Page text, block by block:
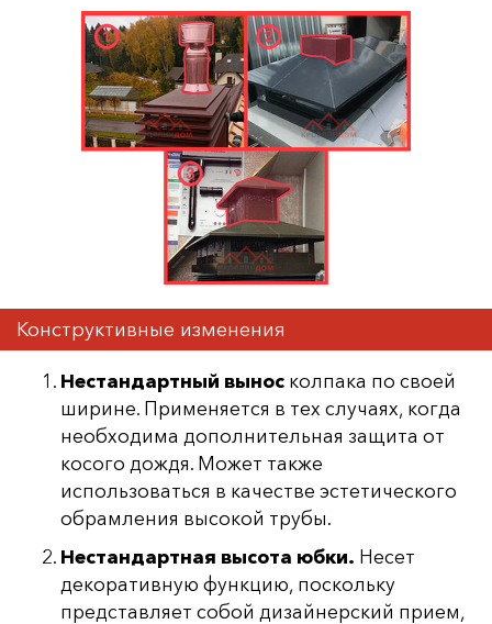
Конструктивные изменения
Нестандартный вынос колпака по своей
ширине. Применяется в тех случаях, когда
необходима дополнительная защита от
косого дождя. Может также
использоваться в качестве эстетического
обрамления высокой трубы.
Нестандартная высота юбки. Несет
декоративную функцию, поскольку
представляет собой дизайнерский прием,